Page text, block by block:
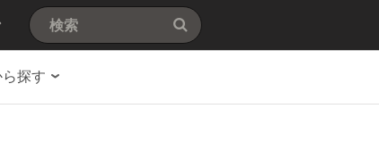
探す